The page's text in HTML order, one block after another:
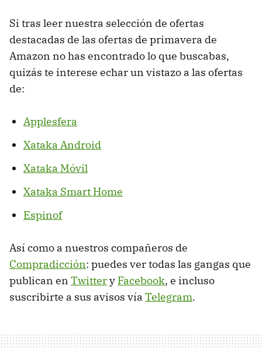
Si tras leer nuestra selección de ofertas
destacadas de las ofertas de primavera de
Amazon no has encontrado lo que buscabas,
quizás te interese echar un vistazo a las ofertas
de:
Applesfera
Xataka Android
Xataka Móvil
Xataka Smart Home
Espinof
Así como a nuestros compañeros de
Compradicción: puedes ver todas las gangas que
publican en Twittery Facebook, e incluso
suscribirte a sus avisos vía Telegram.